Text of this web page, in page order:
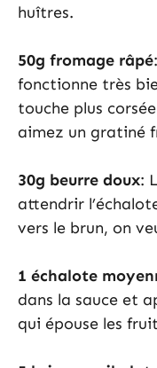
huîtres.
50g fromage râpé
fonctionne très
touche plus
aimez un gratiné
30g beurre doux:
attendrir
vers le brun, on
1 échalote
dans la sauce et
qui épouse les